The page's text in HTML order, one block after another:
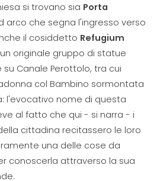
si trovano sia Porta
arco che segna l'ingresso verso
il cosiddetto Refugium
originale gruppo di statue
Canale Perottolo, tra cui
col Bambino sormontata
l'evocativo nome di questa
al fatto che qui - si narra - i
cittadina recitassero le loro
una delle cose da
conoscerla attraverso la sua